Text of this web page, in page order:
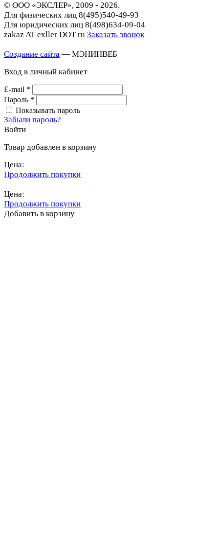
© ООО «ЭКСЛЕР», 2009 - 2026.
Для физических лиц 8(495)540-49-93
Для юридических лиц 8(498)634-09-04
zakaz AT exller DOT ru Заказать звонок
Создание сайта — МЭНИНВЕБ
Вход в личный кабинет
E-mail *
Пароль *
Показывать пароль
Забыли пароль?
Войти
Товар добавлен в корзину
Цена:
Продолжить покупки
Цена:
Продолжить покупки
Добавить в корзину